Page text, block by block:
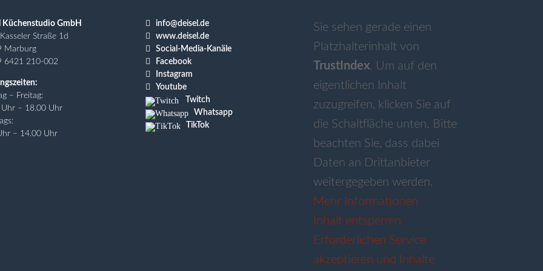
Küchenstudio GmbH
Straße 1d
Marburg
6421 210-002
– Freitag:
– 18.00 Uhr
– 14.00 Uhr
 info@deisel.de
 www.deisel.de
 Social-Media-Kanäle
 Facebook
 Instagram

Youtube
Twitch
Whatsapp
TikTok
Sie sehen gerade einen
Platzhalterinhalt von
TrustIndex. Um auf den
eigentlichen Inhalt
zuzugreifen, klicken Sie auf
die Schaltfläche unten. Bitte
beachten Sie, dass dabei
Daten an Drittanbieter
weitergegeben werden.
Mehr Informationen
Inhalt entsperren
Erforderlichen Service
akzeptieren und Inhalte